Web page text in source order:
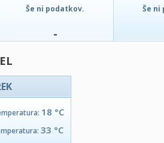
Še ni podatkov.
-
Še ni
18 °C
33 °C